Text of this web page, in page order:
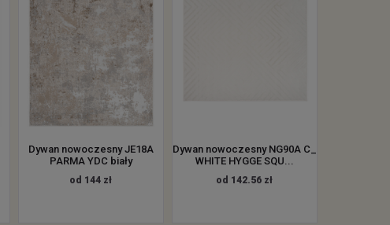
Dywan nowoczesny JE18A
PARMA YDC biały
od 144 zł
Dywan nowoczesny NG90A C_
WHITE HYGGE SQU...
od 142.56 zł